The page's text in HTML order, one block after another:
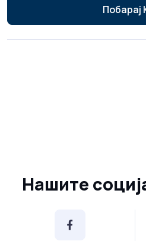
Побарај
Нашите